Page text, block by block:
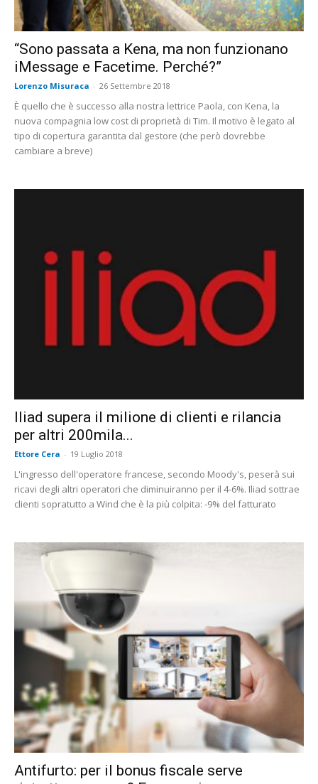
“Sono passata a Kena, ma non funzionano
iMessage e Facetime. Perché?”
Lorenzo Misuraca - 26 Settembre 2018
È quello che è successo alla nostra lettrice Paola, con Kena, la
nuova compagnia low cost di proprietà di Tim. Il motivo è legato al
tipo di copertura garantita dal gestore (che però dovrebbe
cambiare a breve)
Iliad supera il milione di clienti e rilancia
per altri 200mila...
Ettore Cera - 19 Luglio 2018
L'ingresso dell'operatore francese, secondo Moody's, peserà sui
ricavi degli altri operatori che diminuiranno per il 4-6%. Iliad sottrae
clienti sopratutto a Wind che è la più colpita: -9% del fatturato
Antifurto: per il bonus fiscale serve